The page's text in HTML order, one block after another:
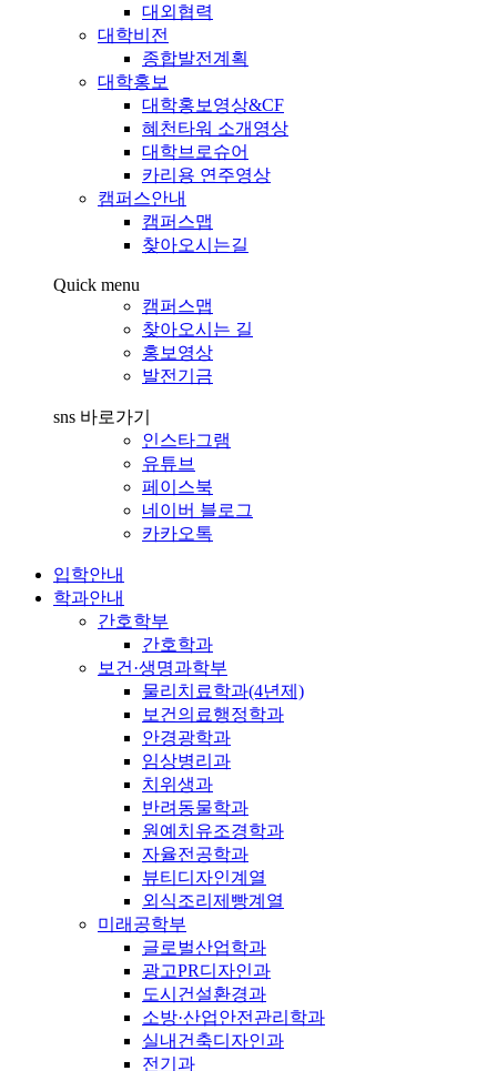
대외협력
대학비전
종합발전계획
대학홍보
대학홍보영상&CF
혜천타워 소개영상
대학브로슈어
카리용 연주영상
캠퍼스안내
캠퍼스맵
찾아오시는길
Quick menu
캠퍼스맵
찾아오시는 길
홍보영상
발전기금
sns 바로가기
인스타그램
유튜브
페이스북
네이버 블로그
카카오톡
입학안내
학과안내
간호학부
간호학과
보건·생명과학부
물리치료학과(4년제)
보건의료행정학과
안경광학과
임상병리과
치위생과
반려동물학과
원예치유조경학과
자율전공학과
뷰티디자인계열
외식조리제빵계열
미래공학부
글로벌산업학과
광고PR디자인과
도시건설환경과
소방·산업안전관리학과
실내건축디자인과
전기과